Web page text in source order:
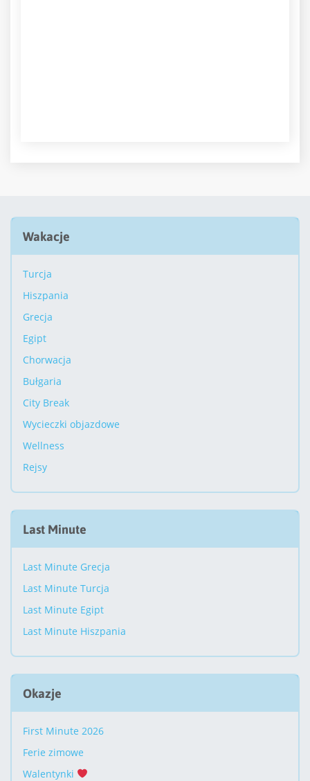
Wakacje
Turcja
Hiszpania
Grecja
Egipt
Chorwacja
Bułgaria
City Break
Wycieczki objazdowe
Wellness
Rejsy
Last Minute
Last Minute Grecja
Last Minute Turcja
Last Minute Egipt
Last Minute Hiszpania
Okazje
First Minute 2026
Ferie zimowe
Walentynki